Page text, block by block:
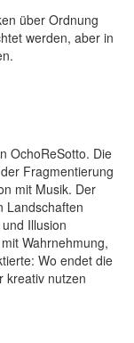
über Ordnung
werden, aber in
OchoReSotto. Die
Fragmentierung
mit Musik. Der
Landschaften
Illusion
Wahrnehmung,
Wo endet die
kreativ nutzen